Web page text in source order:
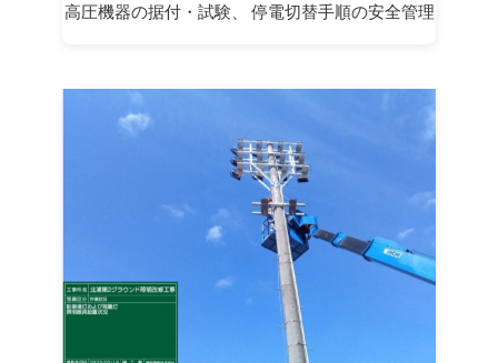
高圧機器の据付・試験、 停電切替手順の安全管理